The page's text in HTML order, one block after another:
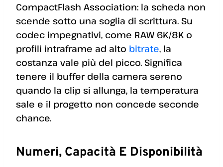
CompactFlash Association: la scheda non
scende sotto una soglia di scrittura. Su
codec impegnativi, come RAW 6K/8K o
profili intraframe ad alto bitrate, la
costanza vale più del picco. Significa
tenere il buffer della camera sereno
quando la clip si allunga, la temperatura
sale e il progetto non concede seconde
chance.
Numeri, Capacità E Disponibilità